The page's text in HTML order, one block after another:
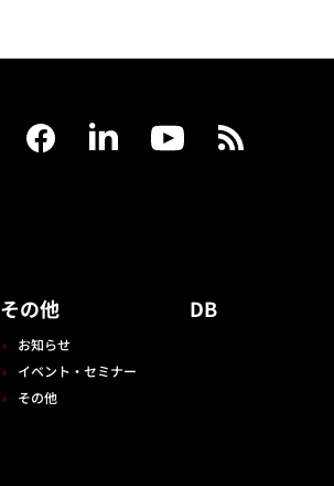
その他
お知らせ
イベント・セミナー
その他
DB